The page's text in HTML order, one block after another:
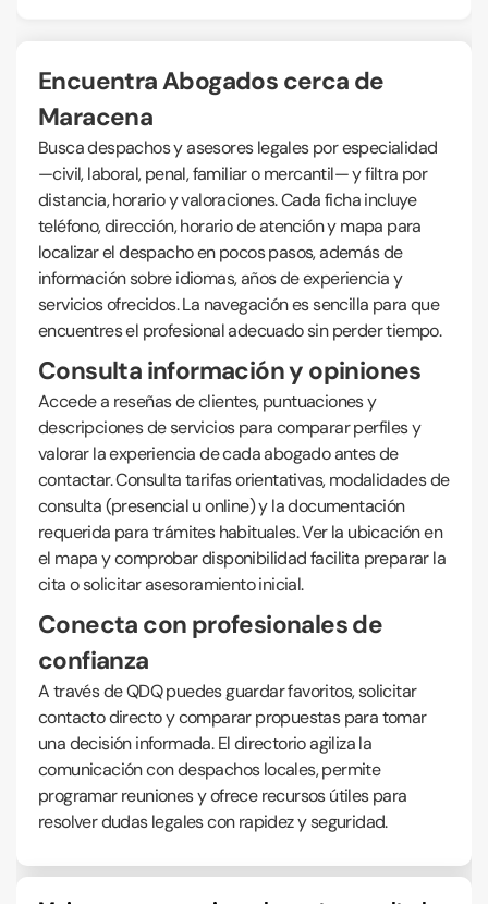
Encuentra Abogados cerca de
Maracena
Busca despachos y asesores legales por especialidad
—civil, laboral, penal, familiar o mercantil— y filtra por
distancia, horario y valoraciones. Cada ficha incluye
teléfono, dirección, horario de atención y mapa para
localizar el despacho en pocos pasos, además de
información sobre idiomas, años de experiencia y
servicios ofrecidos. La navegación es sencilla para que
encuentres el profesional adecuado sin perder tiempo.
Consulta información y opiniones
Accede a reseñas de clientes, puntuaciones y
descripciones de servicios para comparar perfiles y
valorar la experiencia de cada abogado antes de
contactar. Consulta tarifas orientativas, modalidades de
consulta (presencial u online) y la documentación
requerida para trámites habituales. Ver la ubicación en
el mapa y comprobar disponibilidad facilita preparar la
cita o solicitar asesoramiento inicial.
Conecta con profesionales de
confianza
A través de QDQ puedes guardar favoritos, solicitar
contacto directo y comparar propuestas para tomar
una decisión informada. El directorio agiliza la
comunicación con despachos locales, permite
programar reuniones y ofrece recursos útiles para
resolver dudas legales con rapidez y seguridad.